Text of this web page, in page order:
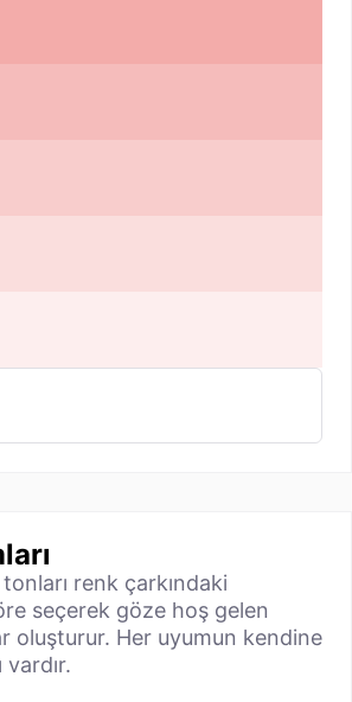
renk çarkındaki
seçerek göze hoş gelen
oluşturur. Her uyumun kendine